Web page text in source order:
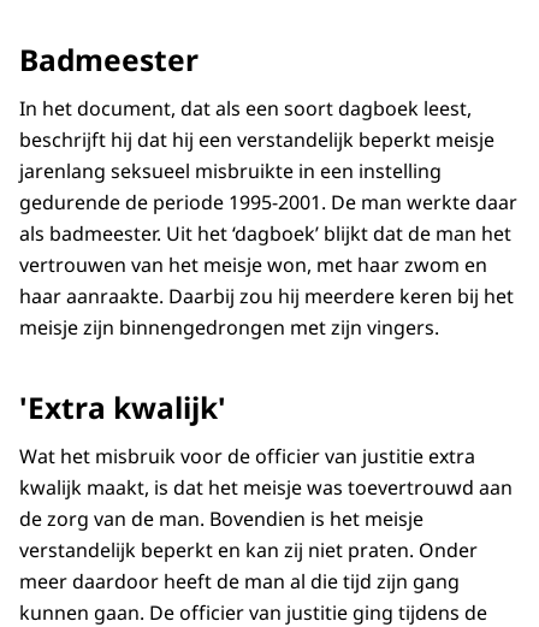
Badmeester
In het document, dat als een soort dagboek leest,
beschrijft hij dat hij een verstandelijk beperkt meisje
jarenlang seksueel misbruikte in een instelling
gedurende de periode 1995-2001. De man werkte daar
als badmeester. Uit het ‘dagboek’ blijkt dat de man het
vertrouwen van het meisje won, met haar zwom en
haar aanraakte. Daarbij zou hij meerdere keren bij het
meisje zijn binnengedrongen met zijn vingers.
'Extra kwalijk'
Wat het misbruik voor de officier van justitie extra
kwalijk maakt, is dat het meisje was toevertrouwd aan
de zorg van de man. Bovendien is het meisje
verstandelijk beperkt en kan zij niet praten. Onder
meer daardoor heeft de man al die tijd zijn gang
kunnen gaan. De officier van justitie ging tijdens de